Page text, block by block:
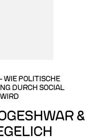
WIE POLITISCHE
DURCH SOCIAL
&